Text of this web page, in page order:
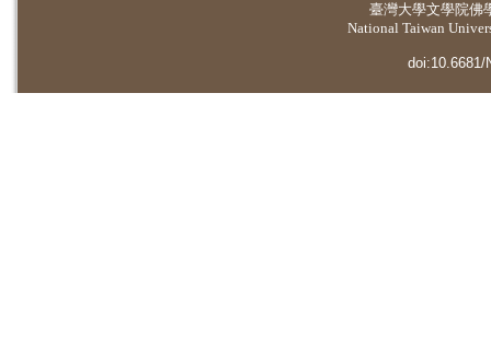
臺灣大學文學院佛
National Taiwan
doi:10.6681/